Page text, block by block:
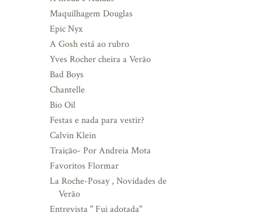
Maquilhagem Douglas
Epic Nyx
A Gosh está ao rubro
Yves Rocher cheira a Verão
Bad Boys
Chantelle
Bio Oil
Festas e nada para vestir?
Calvin Klein
Traição- Por Andreia Mota
Favoritos Flormar
La Roche-Posay , Novidades de
Verão
Entrevista " Fui adotada"